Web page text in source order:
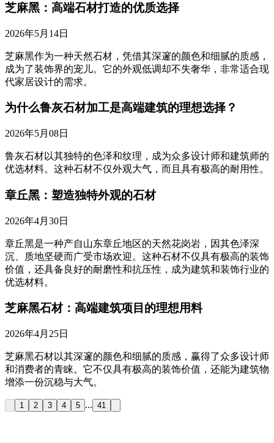
芝麻黑：高端石材打造的优质选择
2026年5月14日
芝麻黑作为一种天然石材，凭借其深邃的颜色和细腻的质感，
成为了装饰界的宠儿。它的外观低调却不失奢华，非常适合现
代家居设计的需求。
为什么鲁灰石材加工是高端建筑的理想选择？
2026年5月08日
鲁灰石材以其独特的色泽和纹理，成为众多设计师和建筑师的
优选材料。这种石材不仅外观大气，而且具有极高的耐用性。
章丘黑：塑造独特外观的石材
2026年4月30日
章丘黑是一种产自山东章丘地区的天然花岗岩，因其色泽深
沉、质地坚硬而广受市场欢迎。这种石材不仅具有极高的装饰
价值，还具备良好的耐磨性和抗压性，成为建筑和装饰行业的
优选材料。
芝麻黑石材：高端建筑项目的理想用料
2026年4月25日
芝麻黑石材以其深邃的颜色和细腻的质感，赢得了众多设计师
和消费者的青睐。它不仅具有极高的装饰价值，还能为建筑物
增添一份沉稳与大气。
1 2 3 4 5 ... 41